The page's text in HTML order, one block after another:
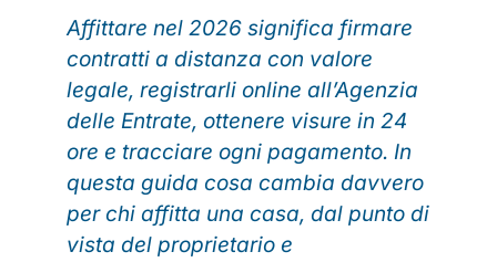
Affittare nel 2026 significa firmare
contratti a distanza con valore
legale, registrarli online all’Agenzia
delle Entrate, ottenere visure in 24
ore e tracciare ogni pagamento. In
questa guida cosa cambia davvero
per chi affitta una casa, dal punto di
vista del proprietario e